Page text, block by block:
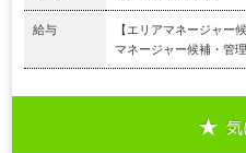
給与
【エリアマネージャー
マネージャー候補・管
気